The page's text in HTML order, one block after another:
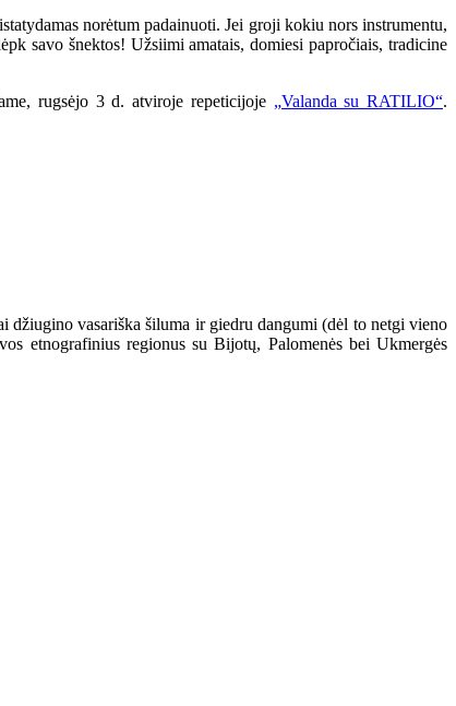
norėtum padainuoti. Jei groji kokiu nors instrumentu,
savo šnektos! Užsiimi amatais, domiesi papročiais, tradicine
rugsėjo 3 d. atviroje repeticijoje „Valanda su RATILIO“.
džiugino vasariška šiluma ir giedru dangumi (dėl to netgi vieno
etnografinius regionus su Bijotų, Palomenės bei Ukmergės